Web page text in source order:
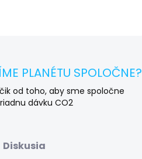
PLANÉTU SPOLOČNE?
od toho, aby sme spoločne
dávku CO2
Diskusia